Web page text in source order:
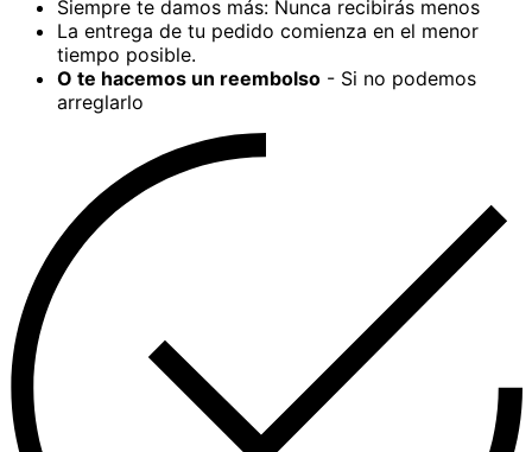
Siempre te damos más: Nunca recibirás menos
La entrega de tu pedido comienza en el menor
tiempo posible.
O te hacemos un reembolso - Si no podemos
arreglarlo